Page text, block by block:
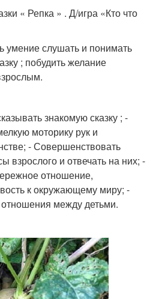
« Репка » . Д/игра «Кто что
умение слушать и понимать
; побудить желание
знакомую сказку ; -
моторику рук и
- Совершенствовать
взрослого и отвечать на них; -
отношение,
к окружающему миру; -
между детьми.